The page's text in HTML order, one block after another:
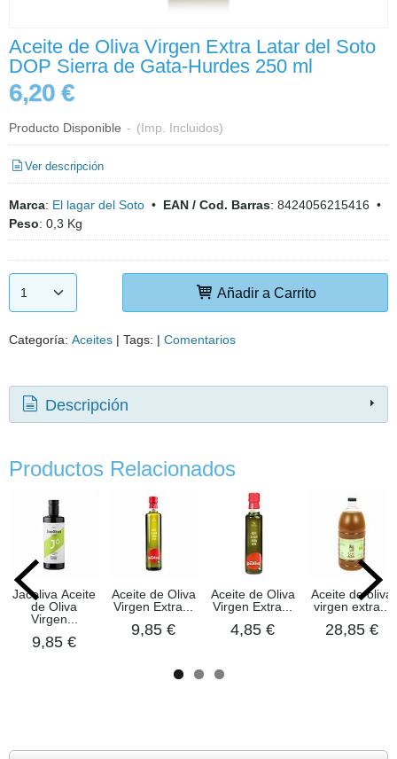
Aceite de Oliva Virgen Extra Latar del Soto
DOP Sierra de Gata-Hurdes 250 ml
6,20 €
Producto Disponible - (Imp. Incluidos)
Ver descripción
Marca: El lagar del Soto • EAN / Cod. Barras: 8424056215416 •
Peso: 0,3 Kg
Añadir a Carrito
Categoría: Aceites | Tags: | Comentarios
Descripción
Productos Relacionados
Jacoliva Aceite
de Oliva
Virgen...
9,85 €
Aceite de Oliva
Virgen Extra...
9,85 €
Aceite de Oliva
Virgen Extra...
4,85 €
Aceite de oliva
virgen extra...
28,85 €